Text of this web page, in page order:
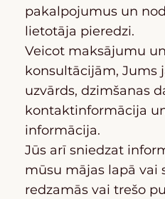
pakalpojumus un
lietotāja pieredzi.
Veicot maksājumu
konsultācijām, Jums
uzvārds, dzimšanas
kontaktinformācija
informācija.
Jūs arī sniedzat
mūsu mājas lapā vai
redzamās vai trešo